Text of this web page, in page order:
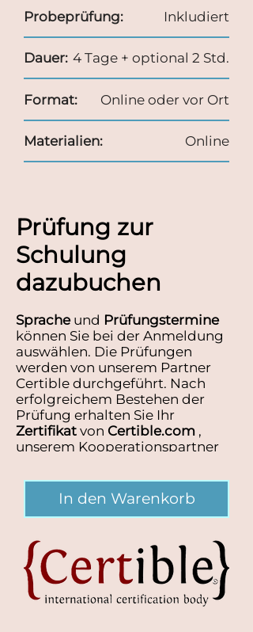
Probeprüfung: Inkludiert
Dauer: 4 Tage + optional 2 Std.
Format: Online oder vor Ort
Materialien: Online
Prüfung zur
Schulung
dazubuchen
Spracheund Prüfungstermine
können Sie bei der Anmeldung
auswählen. Die Prüfungen
werden von unserem Partner
Certible durchgeführt. Nach
erfolgreichem Bestehen der
Prüfung erhalten Sie Ihr
Zertifikat von Certible.com ,
unserem Kooperationspartner
In den Warenkorb